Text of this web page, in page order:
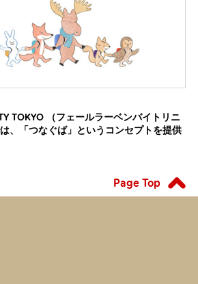
TOKYO （フェールラーベンバイトリニ
、「つなぐば」というコンセプトを提供
Page Top